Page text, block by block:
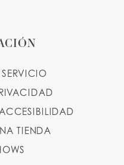
TIENDA